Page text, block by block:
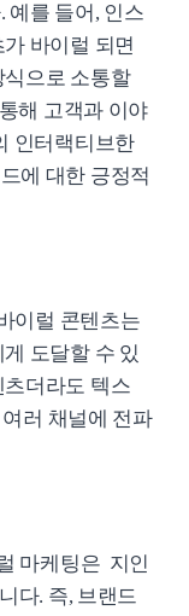
예를 들어, 인스
바이럴 되면
으로 소통할
해 고객과 이야
인터랙티브한
에 대한 긍정적
이럴 콘텐츠는
도달할 수 있
더라도 텍스
러 채널에 전파
마케팅은 지인
다. 즉, 브랜드